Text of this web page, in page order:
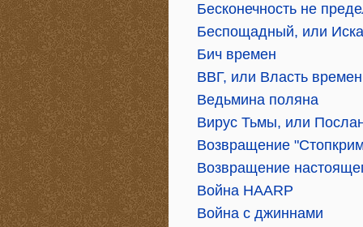
Бесконечность не
Беспощадный, или
Бич времен
ВВГ, или Власть
Ведьмина поляна
Вирус Тьмы, или
Возвращение
Возвращение
Война HAАRP
Война с джиннами